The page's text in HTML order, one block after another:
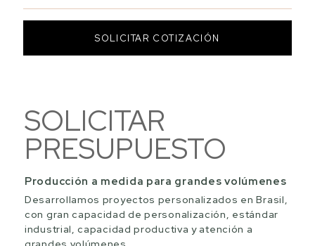
SOLICITAR COTIZACIÓN
SOLICITAR
PRESUPUESTO
Producción a medida para grandes volúmenes
Desarrollamos proyectos personalizados en Brasil,
con gran capacidad de personalización, estándar
industrial, capacidad productiva y atención a